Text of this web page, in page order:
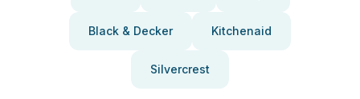
Black & Decker Kitchenaid
Silvercrest